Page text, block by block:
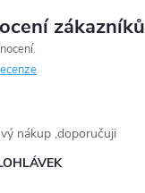
zákazníků
nákup ,doporučuji